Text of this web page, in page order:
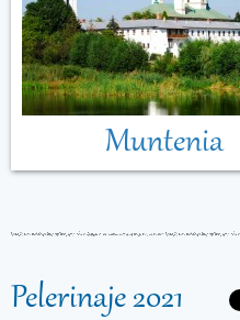
Muntenia
Pelerinaje 2021